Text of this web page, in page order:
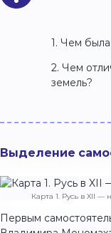
1. Чем
2. Чем
земель?
Выделение
Карта 1. Русь в XII —
Первым